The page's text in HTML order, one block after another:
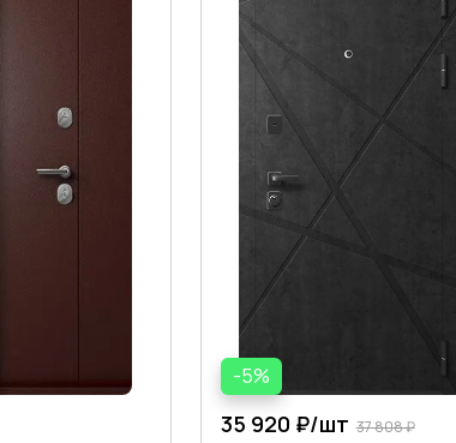
-5%
35 920 ₽/шт 37 808 ₽